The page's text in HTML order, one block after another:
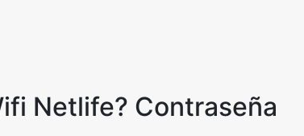
Netlife? Contraseña